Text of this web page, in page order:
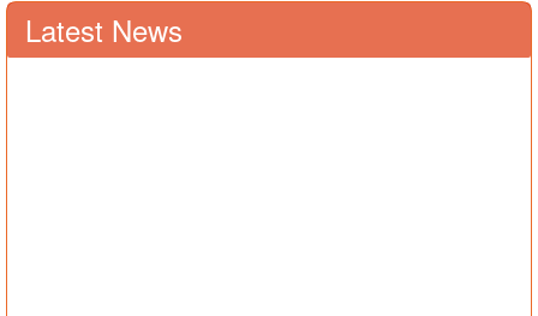
Latest News